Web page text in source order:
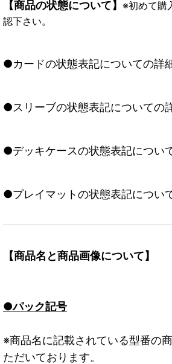
【商品の状態について】 ※初めて購
認下さい。
●カードの状態表記についての詳
●スリーブの状態表記についての
●デッキケースの状態表記につい
●プレイマットの状態表記につい
【商品名と商品画像について】
●パック記号
※商品名に記載されている型番の
ただいております。